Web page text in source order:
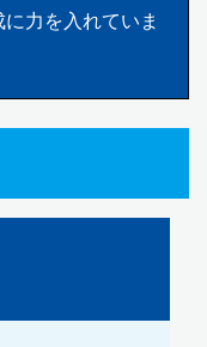
力を入れていま